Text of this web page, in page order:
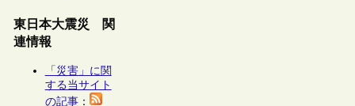
東日本大震災 関
連情報
「災害」に関
する当サイト
の記事：